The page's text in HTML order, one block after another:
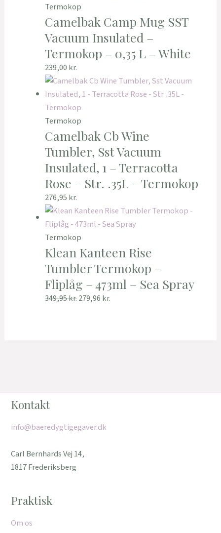
Termokop
Camelbak Camp Mug SST
Vacuum Insulated –
Termokop – 0,35 L – White
239,00 kr.
Termokop
Camelbak Cb Wine
Tumbler, Sst Vacuum
Insulated, 1 – Terracotta
Rose – Str. .35L – Termokop
276,95 kr.
Termokop
Klean Kanteen Rise
Tumbler Termokop –
Fliplåg – 473ml – Sea Spray
349,95kr.279,96 kr.
Kontakt
info@baeredygtigegaver.dk
Carl Bernhards Vej 14,
1817 Frederiksberg
Praktisk
Om os